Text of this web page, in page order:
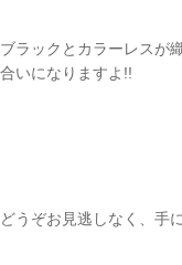
ブラックとカラーレスが
合いになりますよ!!
どうぞお見逃しなく、手